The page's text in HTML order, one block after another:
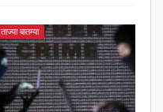
ताज्या बातम्या